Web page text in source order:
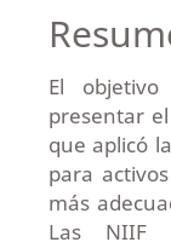
El
presentar
que aplicó
para
más
Las NIIF